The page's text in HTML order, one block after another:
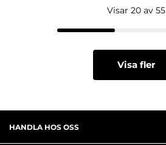
Visar 20 av 55
Visa fler
HANDLA HOS OSS